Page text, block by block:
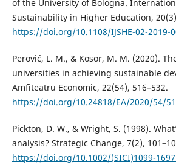
of the University of Bologna.
Sustainability in Higher Education,
https://doi.org/10.1108/IJSHE-02-2019-
Perović, L. M., & Kosor, M. M. (2020).
universities in achieving sustainable
Amfiteatru Economic, 22(54), 516–532.
https://doi.org/10.24818/EA/2020/54/
Pickton, D. W., & Wright, S. (1998).
analysis? Strategic Change, 7(2),
https://doi.org/10.1002/(SICI)1099-